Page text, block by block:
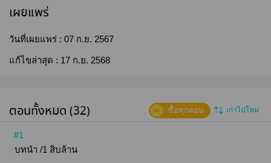
เผยแพร่
วันที่เผยแพร่ : 07 ก.ย. 2567
แก้ไขล่าสุด : 17 ก.ย. 2568
ตอนทั้งหมด (32) เก่าไปใหม่
ซื้อทุกตอน
#1
บทนำ /1 สิบล้าน